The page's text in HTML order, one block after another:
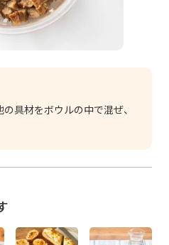
具材をボウルの中で混ぜ、